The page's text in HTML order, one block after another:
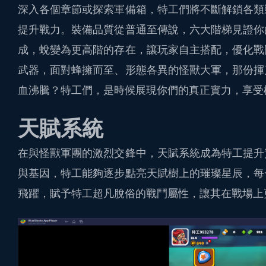
深入各個章節或探索軍備箱，特工們將不斷解鎖各
提升戰力。裝備品質從普通至傳說，六大階梯見證
成，蛻變為更高階的存在，讓玩家自主搭配，優化
武器，面對蜂擁而至、形態各異的怪獸大軍，那份
血沸騰？特工們，是時候展現你們的真正實力，享
天賦系統
在與怪獸軍團的激烈交鋒中，天賦系統成為特工提
與基因，特工能夠逐步點亮天賦樹上的璀璨星辰，
飛躍，賦予特工超凡脫俗的戰鬥屬性，讓其在戰場